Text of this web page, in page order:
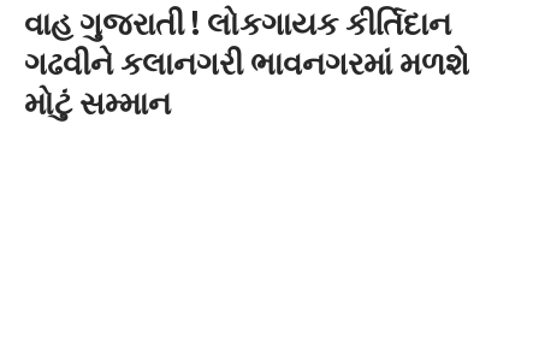
વાહ ગુજરાતી ! લોકગાયક કીર્તિદાન
ગઢવીને કલાનગરી ભાવનગરમાં મળશે
મોટું સમ્માન